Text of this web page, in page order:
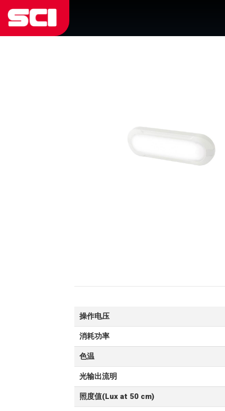
操作电压
消耗功率
色温
光输出流明
照度值(Lux at 50 cm)